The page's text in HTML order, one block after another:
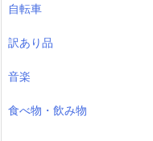
自転車
訳あり品
音楽
食べ物・飲み物